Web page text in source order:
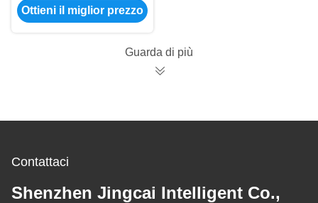
RAM HDD Monitor
Freely AIDA64 mini
Ottieni il miglior prezzo
Guarda di più
Contattaci
Shenzhen Jingcai Intelligent Co.,